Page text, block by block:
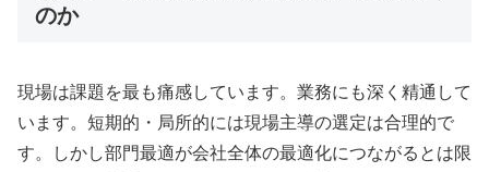
のか
現場は課題を最も痛感しています。業務にも深く精通して
います。短期的・局所的には現場主導の選定は合理的で
す。しかし部門最適が会社全体の最適化につながるとは限